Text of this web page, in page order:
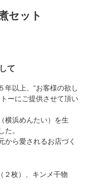
セット
て
年以上、“お客様の欲し
ーにご提供させて頂い
横浜めんたい）を生
た。
から愛されるお店づく
２枚）、キンメ干物